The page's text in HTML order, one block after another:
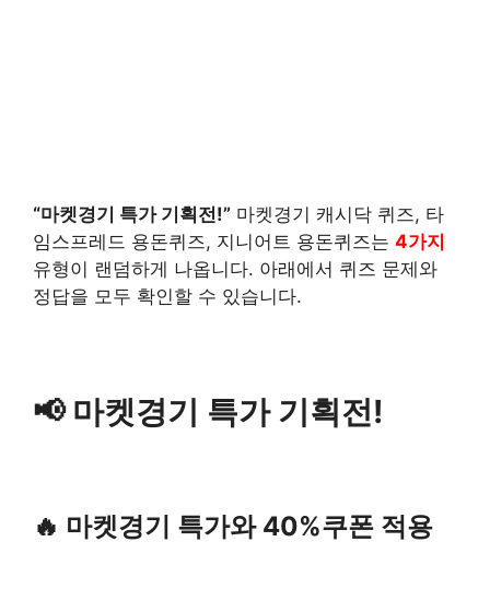
“마켓경기 특가 기획전!” 마켓경기 캐시닥 퀴즈, 타
임스프레드 용돈퀴즈, 지니어트 용돈퀴즈는 4가지
유형이 랜덤하게 나옵니다. 아래에서 퀴즈 문제와
정답을 모두 확인할 수 있습니다.
📢 마켓경기 특가 기획전!
🔥 마켓경기 특가와 40%쿠폰 적용